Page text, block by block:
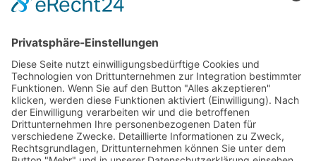
Ewige Rangliste Fahrer - Siege / Pole Position / Schnellste
Ewige Rangliste Fahrer - B-Wertung
Ewige Rangliste Marken - Siege / Pole Position / Schnellste
Runden / Punkte
Ewige Rangliste Marken - B-Wertung
Ewige Rangliste Motoren - Siege / Pole Position / Schnellste
Runden / Punkte
Ewige Rangliste Motoren - B-Wertung